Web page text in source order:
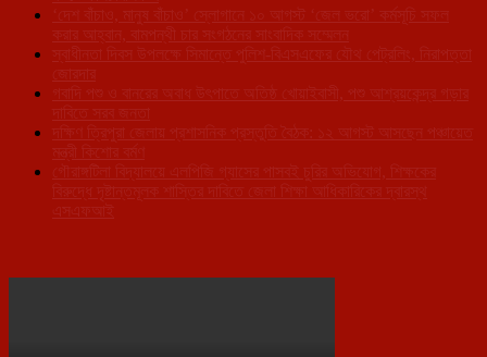
‘দেশ বাঁচাও, মানুষ বাঁচাও’ স্লোগানে ১০ আগস্ট ‘জেল ভরো’ কর্মসূচি সফল
করার আহ্বান, বামপন্থী চার সংগঠনের সাংবাদিক সম্মেলন
স্বাধীনতা দিবস উপলক্ষে সিমান্তে পুলিশ-বিএসএফের যৌথ পেট্রলিং, নিরাপত্তা
জোরদার
গবাদি পশু ও বানরের অবাধ উৎপাতে অতিষ্ঠ খোয়াইবাসী, পশু আশ্রয়কেন্দ্র গড়ার
দাবিতে সরব জনতা
দক্ষিণ ত্রিপুরা জেলায় প্রশাসনিক প্রস্তুতি বৈঠক: ১২ আগস্ট আসছেন পঞ্চায়েত
মন্ত্রী কিশোর বর্মণ
গৌরাঙ্গটিলা বিদ্যালয়ে এলপিজি গ্যাসের পাসবই চুরির অভিযোগ, শিক্ষকের
বিরুদ্ধে দৃষ্টান্তমূলক শাস্তির দাবিতে জেলা শিক্ষা আধিকারিকের দ্বারস্থ
এসএফআই